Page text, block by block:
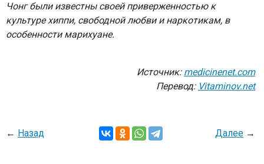
Чонг были известны своей приверженностью к
культуре хиппи, свободной любви и наркотикам, в
особенности марихуане.
Источник: medicinenet.com
Перевод: Vitaminov.net
← Назад Далее →